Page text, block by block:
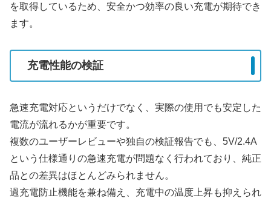
を取得しているため、安全かつ効率の良い充電が期待でき
ます。
充電性能の検証
急速充電対応というだけでなく、実際の使用でも安定した
電流が流れるかが重要です。
複数のユーザーレビューや独自の検証報告でも、5V/2.4A
という仕様通りの急速充電が問題なく行われており、純正
品との差異はほとんどみられません。
過充電防止機能を兼ね備え、充電中の温度上昇も抑えられ